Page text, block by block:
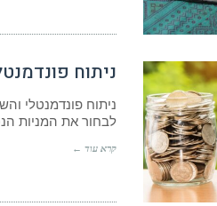
ניתוח
ניתוח פונדמנטלי
לבחור את המניות
קרא עוד ←